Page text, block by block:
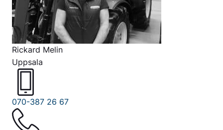
Rickard Melin
Uppsala
070-387 26 67